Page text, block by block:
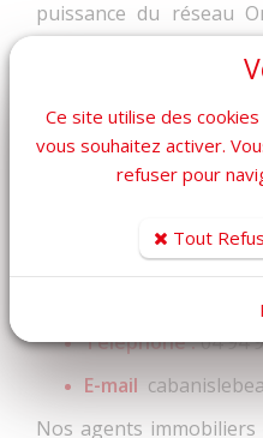
puissance du réseau
estimation offertede
projet sur de bonnes
Besoin d'un conseil ou
votre projet immobilier ?
Contactez votre
Adresse :Villa
Libération, 83330
Téléphone :04 94
E-mail
Nos agents
Ce site utilise des
vous souhaitez activer.
refuser pour
Tout